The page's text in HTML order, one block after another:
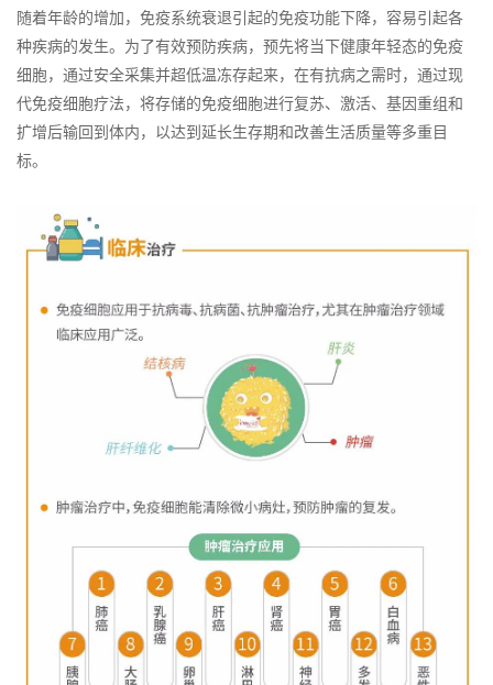
随着年龄的增加，免疫系统衰退引起的免疫功能下降，容易引起各
种疾病的发生。为了有效预防疾病，预先将当下健康年轻态的免疫
细胞，通过安全采集并超低温冻存起来，在有抗病之需时，通过现
代免疫细胞疗法，将存储的免疫细胞进行复苏、激活、基因重组和
扩增后输回到体内，以达到延长生存期和改善生活质量等多重目
标。